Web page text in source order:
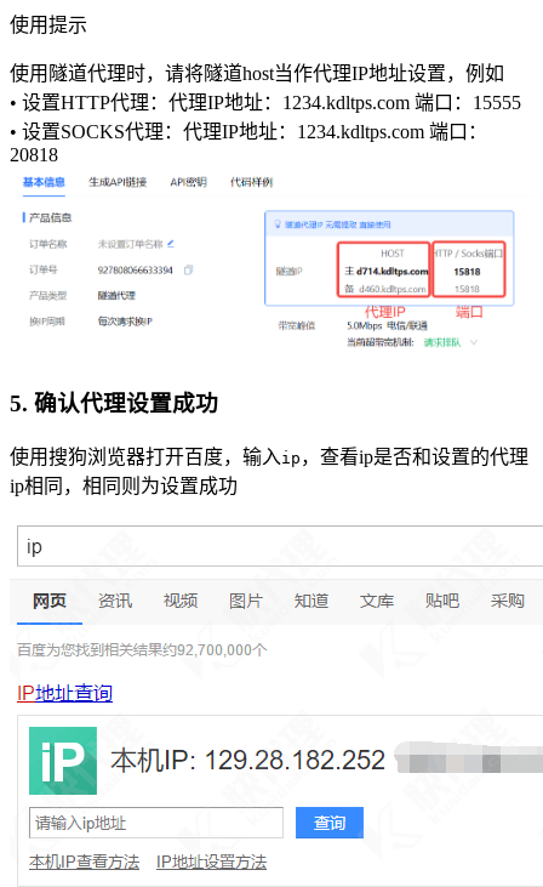
使用提示
使用隧道代理时，请将隧道host当作代理IP地址设置，例如
• 设置HTTP代理：代理IP地址：1234.kdltps.com 端口：15555
• 设置SOCKS代理：代理IP地址：1234.kdltps.com 端口：
20818
5. 确认代理设置成功
使用搜狗浏览器打开百度，输入 ip ，查看ip是否和设置的代理
ip相同，相同则为设置成功